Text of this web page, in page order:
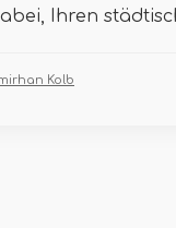
Ihren
Kolb